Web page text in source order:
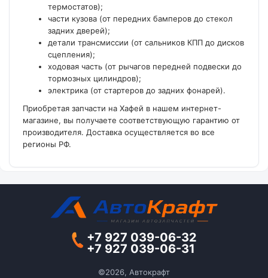
термостатов);
части кузова (от передних бамперов до стекол
задних дверей);
детали трансмиссии (от сальников КПП до дисков
сцепления);
ходовая часть (от рычагов передней подвески до
тормозных цилиндров);
электрика (от стартеров до задних фонарей).
Приобретая запчасти на Хафей в нашем интернет-
магазине, вы получаете соответствующую гарантию от
производителя. Доставка осуществляется во все
регионы РФ.
+7 927 039-06-32
+7 927 039-06-31
©2026, Автокрафт